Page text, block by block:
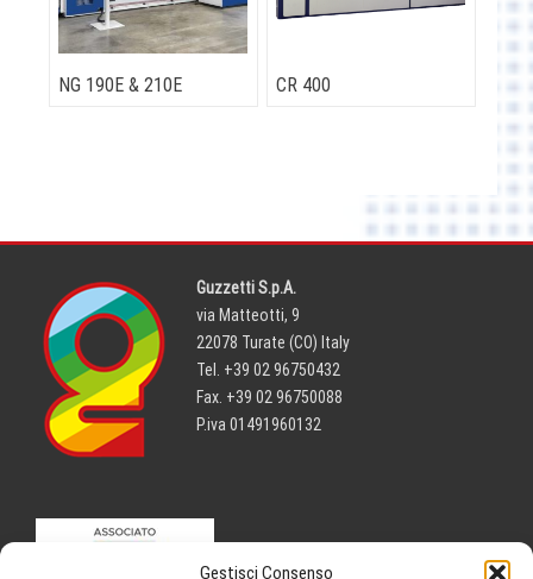
Gestisci Consenso
NG 190E & 210E CR 400
Guzzetti S.p.A.
via Matteotti, 9
22078 Turate (CO) Italy
Tel. +39 02 96750432
Fax. +39 02 96750088
P.iva 01491960132